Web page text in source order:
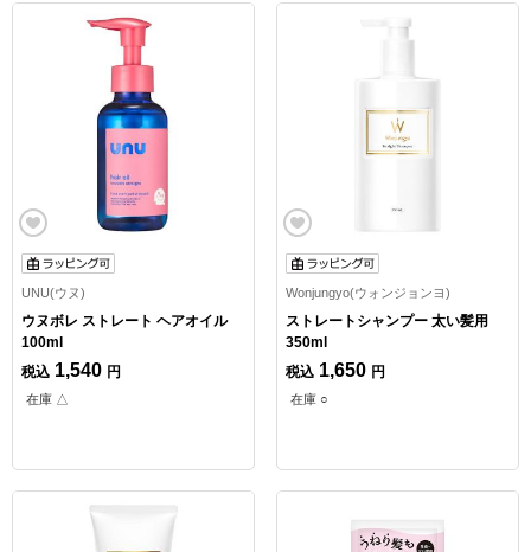
UNU(ウヌ)
ウヌボレ ストレート ヘアオイル
100ml
税込 1,540 円
在庫 △
Wonjungyo(ウォンジョンヨ)
ストレートシャンプー 太い髪用
350ml
税込 1,650 円
在庫 ○